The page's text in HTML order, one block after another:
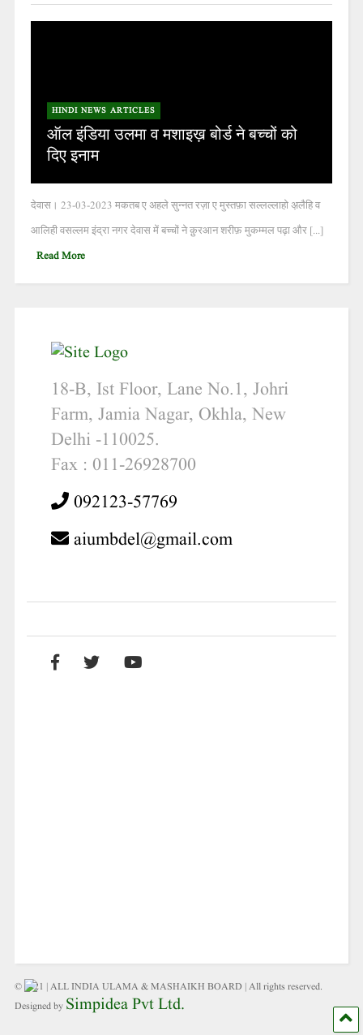
HINDI NEWS ARTICLES
ऑल इंडिया उलमा व मशाइख़ बोर्ड ने बच्चों को
दिए इनाम
देवास। 23-03-2023 मकतब ए अहले सुन्नत रज़ा ए मुस्तफ़ा सल्लल्लाहो अ़लैहि व
आलिही वसल्लम इंद्रा नगर देवास में बच्चों ने क़ुरआन शरीफ़ मुकम्मल पढ़ा और [...]
Read More
18-B, Ist Floor, Lane No.1, Johri
Farm, Jamia Nagar, Okhla, New
Delhi -110025.
Fax : 011-26928700
092123-57769
aiumbdel@gmail.com
© 2021 | ALL INDIA ULAMA & MASHAIKH BOARD | All rights reserved.
Designed by Simpidea Pvt Ltd.